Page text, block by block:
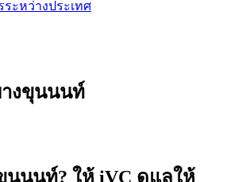
ระหว่างประเทศ
งขุนนนท์
นนนท์? ให้ iVC ดูแลให้